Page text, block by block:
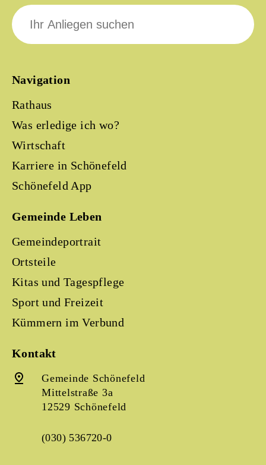
Navigation
Rathaus
Was erledige ich wo?
Wirtschaft
Karriere in Schönefeld
Schönefeld App
Gemeinde Leben
Gemeindeportrait
Ortsteile
Kitas und Tagespflege
Sport und Freizeit
Kümmern im Verbund
Kontakt
Gemeinde Schönefeld
Mittelstraße 3a
12529 Schönefeld
(030) 536720-0
Suche
nach: